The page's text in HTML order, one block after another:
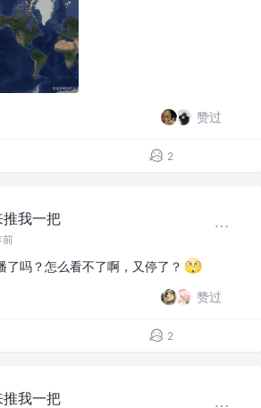
赞过
2
我一把
前
了吗？怎么看不了啊，又停了？
赞过
2
我一把